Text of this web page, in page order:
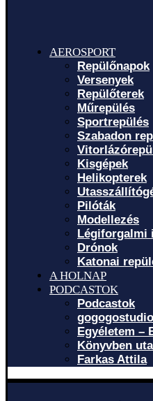
AEROSPORT
Repülőnapok
Versenyek
Repülőterek
Műrepülés
Sportrepülés
Szabadon
Kisgépek
Helikopterek
Pilóták
Modellezés
Légiforgalmi
Drónok
Katonai
A HOLNAP
PODCASTOK
Podcastok
gogogostudio
Egyéletem –
Könyvben
Farkas Attila